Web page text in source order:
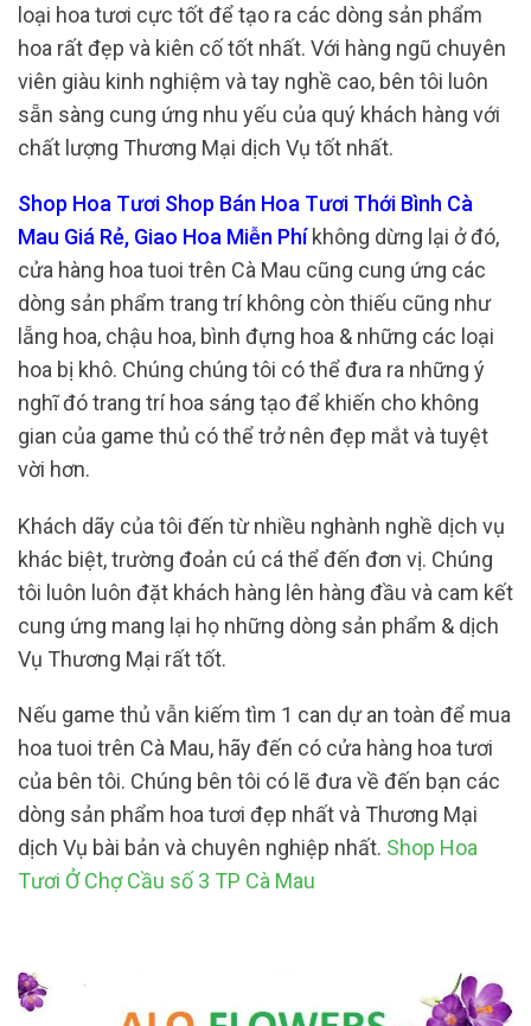
loại hoa tươi cực tốt để tạo ra các dòng sản phẩm
hoa rất đẹp và kiên cố tốt nhất. Với hàng ngũ chuyên
viên giàu kinh nghiệm và tay nghề cao, bên tôi luôn
sẵn sàng cung ứng nhu yếu của quý khách hàng với
chất lượng Thương Mại dịch Vụ tốt nhất.
Shop Hoa Tươi Shop Bán Hoa Tươi Thới Bình Cà
Mau Giá Rẻ, Giao Hoa Miễn Phíkhông dừng lại ở đó,
cửa hàng hoa tuoi trên Cà Mau cũng cung ứng các
dòng sản phẩm trang trí không còn thiếu cũng như
lẵng hoa, chậu hoa, bình đựng hoa & những các loại
hoa bị khô. Chúng chúng tôi có thể đưa ra những ý
nghĩ đó trang trí hoa sáng tạo để khiến cho không
gian của game thủ có thể trở nên đẹp mắt và tuyệt
vời hơn.
Khách dãy của tôi đến từ nhiều nghành nghề dịch vụ
khác biệt, trường đoản cú cá thể đến đơn vị. Chúng
tôi luôn luôn đặt khách hàng lên hàng đầu và cam kết
cung ứng mang lại họ những dòng sản phẩm & dịch
Vụ Thương Mại rất tốt.
Nếu game thủ vẫn kiếm tìm 1 can dự an toàn để mua
hoa tuoi trên Cà Mau, hãy đến có cửa hàng hoa tươi
của bên tôi. Chúng bên tôi có lẽ đưa về đến bạn các
dòng sản phẩm hoa tươi đẹp nhất và Thương Mại
dịch Vụ bài bản và chuyên nghiệp nhất. Shop Hoa
Tươi Ở Chợ Cầu số 3 TP Cà Mau